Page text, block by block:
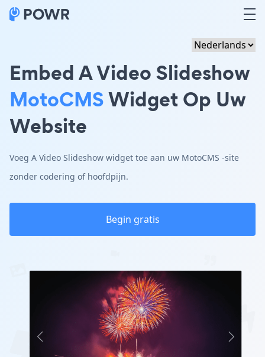
Embed A Video Slideshow
MotoCMSWidget Op Uw
Website
Voeg A Video Slideshow widget toe aan uw MotoCMS -site
zonder codering of hoofdpijn.
Begin gratis